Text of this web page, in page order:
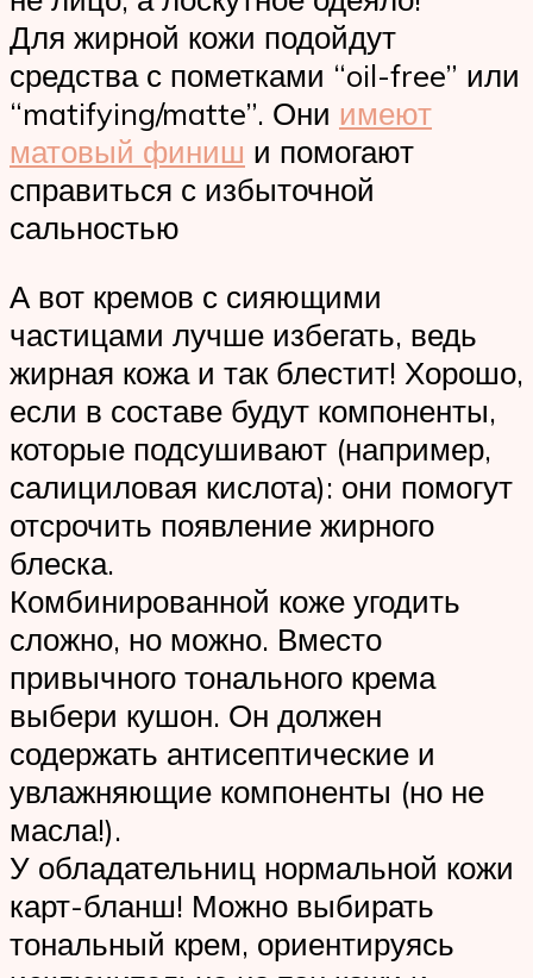
Для жирной кожи подойдут
средства с пометками “oil-free” или
“matifying/matte”. Они имеют
матовый финиш и помогают
справиться с избыточной
сальностью
А вот кремов с сияющими
частицами лучше избегать, ведь
жирная кожа и так блестит! Хорошо,
если в составе будут компоненты,
которые подсушивают (например,
салициловая кислота): они помогут
отсрочить появление жирного
блеска.
Комбинированной коже угодить
сложно, но можно. Вместо
привычного тонального крема
выбери кушон. Он должен
содержать антисептические и
увлажняющие компоненты (но не
масла!).
У обладательниц нормальной кожи
карт-бланш! Можно выбирать
тональный крем, ориентируясь